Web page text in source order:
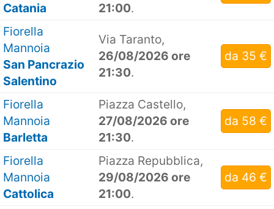
Catania
21:00.
Fiorella
Mannoia
San Pancrazio
Salentino
Via Taranto,
26/08/2026 ore
21:30.
da 35 €
Fiorella
Mannoia
Barletta
Piazza Castello,
27/08/2026 ore
21:30.
da 58 €
Fiorella
Mannoia
Cattolica
Piazza Repubblica,
29/08/2026 ore
21:00.
da 46 €